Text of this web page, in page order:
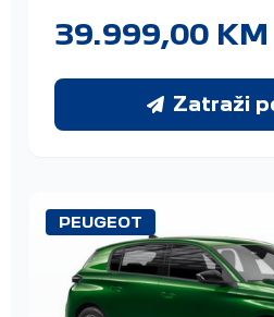
39.999,00 KM
Zatraži
PEUGEOT